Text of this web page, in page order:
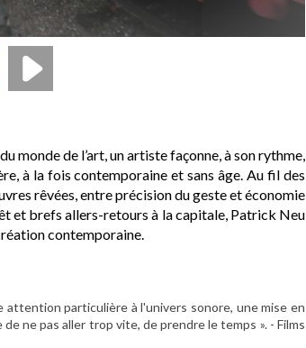
monde de l’art, un artiste façonne, à son rythme,
à la fois contemporaine et sans âge. Au fil des
rêvées, entre précision du geste et économie
et brefs allers-retours à la capitale, Patrick Neu
contemporaine.
attention particulière à l'univers sonore, une mise en
ne pas aller trop vite, de prendre le temps ». - Films